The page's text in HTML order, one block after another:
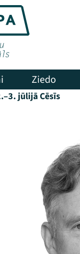
Ziedo
jūlijā Cēsīs